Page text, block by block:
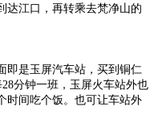
达江口，再转乘去梵净山的
即是玉屏汽车站，买到铜仁
分钟一班，玉屏火车站外也
时间吃个饭。也可让车站外